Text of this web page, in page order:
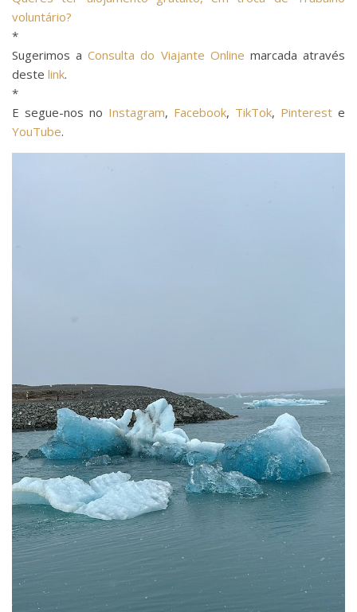
voluntário?
*
Sugerimos aConsulta do Viajante Online marcada através
deste link.
*
E segue-nos no Instagram, Facebook, TikTok, Pinterest e
YouTube.